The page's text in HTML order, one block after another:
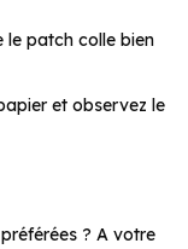
le patch colle bien
et observez le
? A votre